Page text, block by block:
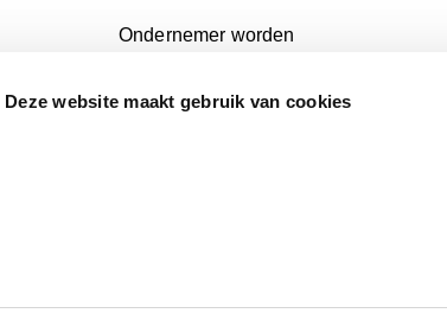
Deze website maakt gebruik van cookies
Ondernemer worden